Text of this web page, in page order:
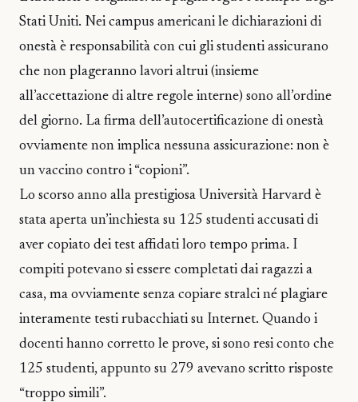
Stati Uniti. Nei campus americani le dichiarazioni di
onestà è responsabilità con cui gli studenti assicurano
che non plageranno lavori altrui (insieme
all’accettazione di altre regole interne) sono all’ordine
del giorno. La firma dell’autocertificazione di onestà
ovviamente non implica nessuna assicurazione: non è
un vaccino contro i “copioni”.
Lo scorso anno alla prestigiosa Università Harvard è
stata aperta un’inchiesta su 125 studenti accusati di
aver copiato dei test affidati loro tempo prima. I
compiti potevano si essere completati dai ragazzi a
casa, ma ovviamente senza copiare stralci né plagiare
interamente testi rubacchiati su Internet. Quando i
docenti hanno corretto le prove, si sono resi conto che
125 studenti, appunto su 279 avevano scritto risposte
“troppo simili”.